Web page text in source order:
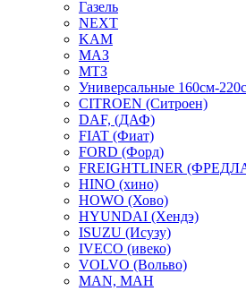
Газель
NEXT
KAM
МАЗ
МТЗ
Универсальные 160см-
CITROEN (Ситроен)
DAF, (ДАФ)
FIAT (Фиат)
FORD (Форд)
FREIGHTLINER
HINO (хино)
HOWO (Хово)
HYUNDAI (Хендэ)
ISUZU (Исузу)
IVECO (ивеко)
VOLVO (Вольво)
MAN, МАН